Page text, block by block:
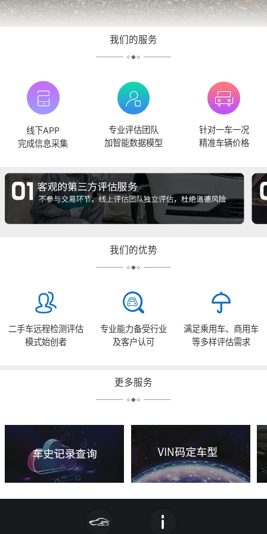
我们的服务
线下APP
完成信息采集
专业评估团队
加智能数据模型
针对一车一况
精准车辆价格
我们的优势
二手车远程检测评估
模式始创者
专业能力备受行业
及客户认可
满足乘用车、商用车
等多样评估需求
更多服务